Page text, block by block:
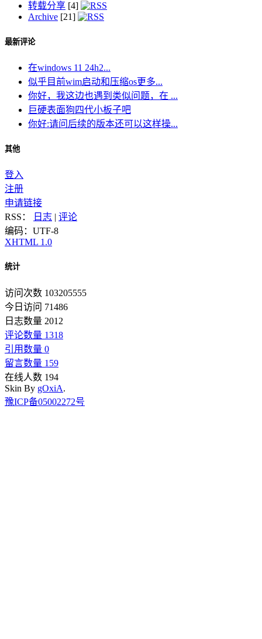
转载分享 [4]
Archive [21]
最新评论
在windows 11 24h2...
似乎目前wim启动和压缩os更多...
你好，我这边也遇到类似问题，在 ...
巨硬表面狗四代小板子吧
你好:请问后续的版本还可以这样操...
其他
登入
注册
申请链接
RSS：
日志 | 评论
编码：UTF-8
XHTML 1.0
统计
访问次数 103205555
今日访问 71486
日志数量 2012
评论数量 1318
引用数量 0
留言数量 159
在线人数 194
Skin By gOxiA.
豫ICP备05002272号